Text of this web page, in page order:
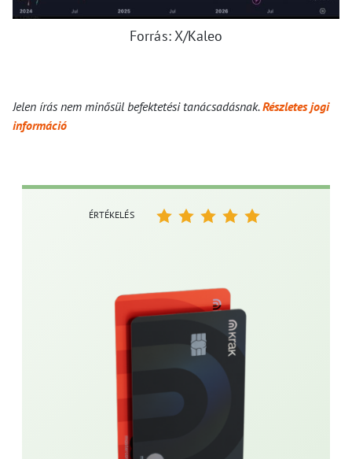
Forrás: X/Kaleo
Jelen írás nem minősül befektetési tanácsadásnak.Részletes jogi
információ
ÉRTÉKELÉS